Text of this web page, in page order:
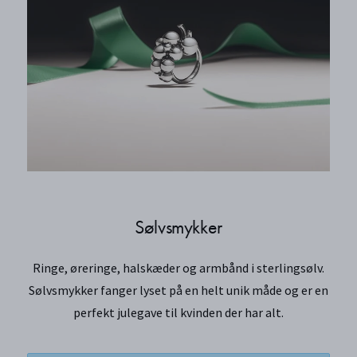
Sølvsmykker
Ringe, øreringe, halskæder og armbånd i sterlingsølv.
Sølvsmykker fanger lyset på en helt unik måde og er en
perfekt julegave til kvinden der har alt.